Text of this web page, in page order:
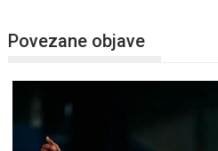
Povezane objave